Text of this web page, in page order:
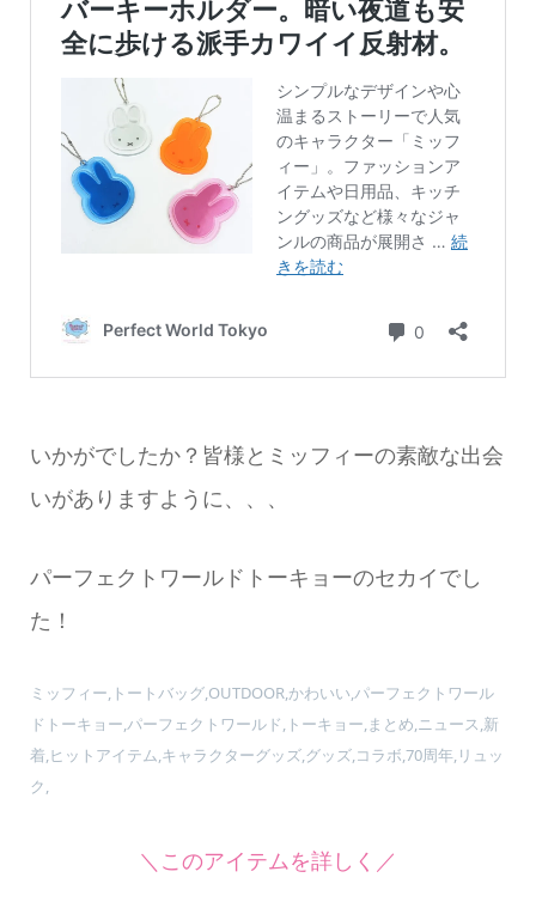
いかがでしたか？皆様とミッフィーの素敵な出会
いがありますように、、、
パーフェクトワールドトーキョーのセカイでし
た！
ミッフィー,トートバッグ,OUTDOOR,かわいい,パーフェクトワール
ドトーキョー,パーフェクトワールド,トーキョー,まとめ,ニュース,新
着,ヒットアイテム,キャラクターグッズ,グッズ,コラボ,70周年,リュッ
ク,
＼このアイテムを詳しく／